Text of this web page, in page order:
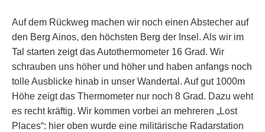
Auf dem Rückweg machen wir noch einen Abstecher auf
den Berg Ainos, den höchsten Berg der Insel. Als wir im
Tal starten zeigt das Autothermometer 16 Grad. Wir
schrauben uns höher und höher und haben anfangs noch
tolle Ausblicke hinab in unser Wandertal. Auf gut 1000m
Höhe zeigt das Thermometer nur noch 8 Grad. Dazu weht
es recht kräftig. Wir kommen vorbei an mehreren „Lost
Places“: hier oben wurde eine militärische Radarstation